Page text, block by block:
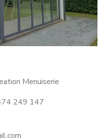
Menuiserie
249 147